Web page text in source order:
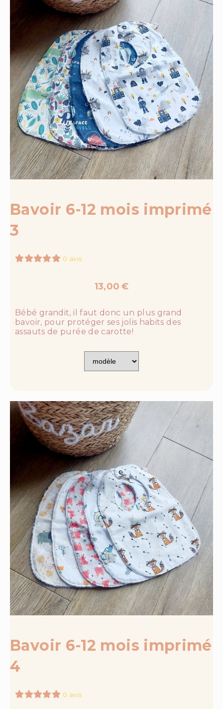
Bavoir 6-12 mois imprimé
3
0 avis
13,00 €
Bébé grandit, il faut donc un plus grand
bavoir, pour protéger ses jolis habits des
assauts de purée de carotte!
Bavoir 6-12 mois imprimé
4
0 avis